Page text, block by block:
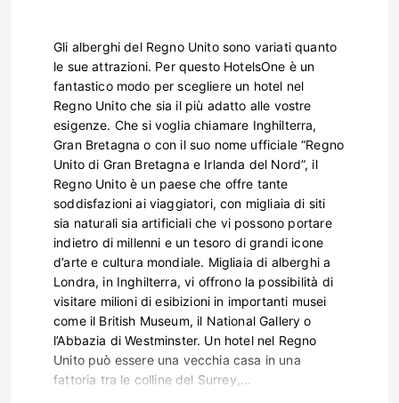
Gli alberghi del Regno Unito sono variati quanto
le sue attrazioni. Per questo HotelsOne è un
fantastico modo per scegliere un hotel nel
Regno Unito che sia il più adatto alle vostre
esigenze. Che si voglia chiamare Inghilterra,
Gran Bretagna o con il suo nome ufficiale “Regno
Unito di Gran Bretagna e Irlanda del Nord”, il
Regno Unito è un paese che offre tante
soddisfazioni ai viaggiatori, con migliaia di siti
sia naturali sia artificiali che vi possono portare
indietro di millenni e un tesoro di grandi icone
d’arte e cultura mondiale. Migliaia di alberghi a
Londra, in Inghilterra, vi offrono la possibilità di
visitare milioni di esibizioni in importanti musei
come il British Museum, il National Gallery o
l’Abbazia di Westminster. Un hotel nel Regno
Unito può essere una vecchia casa in una
fattoria tra le colline del Surrey,...